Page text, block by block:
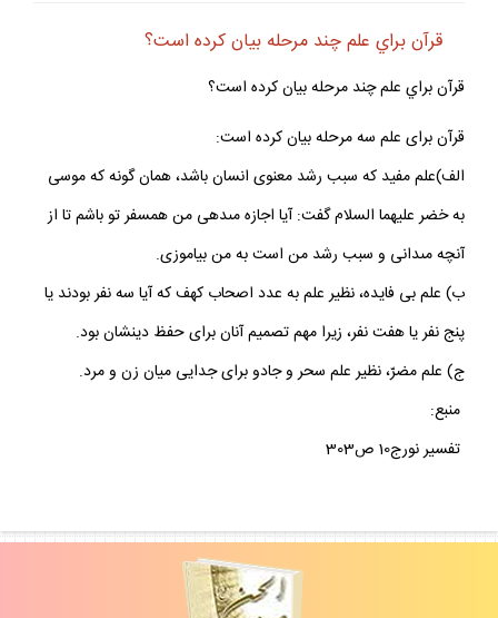
قرآن براي علم چند مرحله بيان كرده است؟
قرآن براي علم چند مرحله بيان كرده است؟
قرآن براى علم سه مرحله بيان كرده است:
الف)علم مفيد كه سبب رشد معنوى انسان باشد، همان گونه كه موسى
به خضر عليهما السلام گفت: آيا اجازه مى‏دهى من همسفر تو باشم تا از
آنچه مى‏دانى و سبب رشد من است به من بياموزى.
ب) علم بى فايده، نظير علم به عدد اصحاب كهف كه آيا سه نفر بودند يا
پنج نفر يا هفت نفر، زيرا مهم تصميم آنان براى حفظ دينشان بود.
ج) علم مضرّ، نظير علم سحر و جادو براى جدايى ميان زن و مرد.
منبع:
تفسير نورج10 ص303